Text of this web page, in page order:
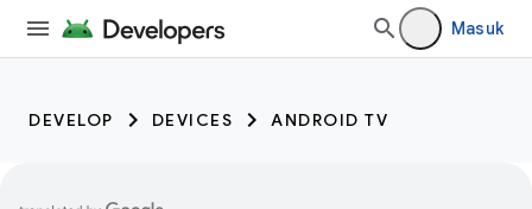
Masuk
DEVELOP DEVICES ANDROID TV